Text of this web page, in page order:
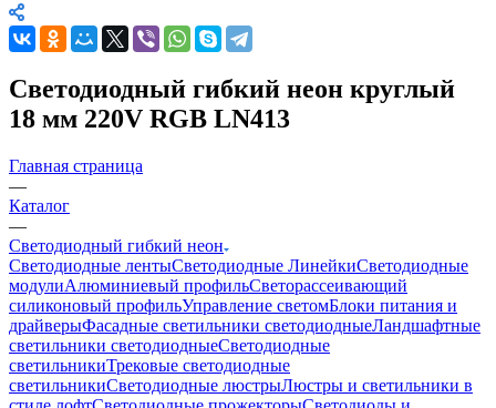
Светодиодный гибкий неон круглый
18 мм 220V RGB LN413
Главная страница
—
Каталог
—
Светодиодный гибкий неон
Светодиодные лентыСветодиодные ЛинейкиСветодиодные
модулиАлюминиевый профильСветорассеивающий
силиконовый профильУправление светомБлоки питания и
драйверыФасадные светильники светодиодныеЛандшафтные
светильники светодиодныеСветодиодные
светильникиТрековые светодиодные
светильникиСветодиодные люстрыЛюстры и светильники в